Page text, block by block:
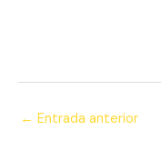
← Entrada anterior